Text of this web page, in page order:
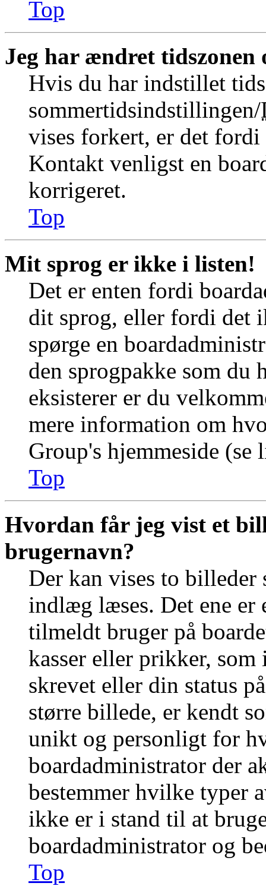
Top
Jeg har ændret
Hvis du har indstillet
sommertidsindstillingen/
vises forkert, er det
Kontakt venligst en
korrigeret.
Top
Mit sprog er ikke i listen!
Det er enten fordi
dit sprog, eller fordi det
spørge en
den sprogpakke som du
eksisterer er du
mere information om
Group's hjemmeside (se
Top
Hvordan får jeg vist et
brugernavn?
Der kan vises to billeder
indlæg læses. Det ene
tilmeldt bruger på
kasser eller prikker,
skrevet eller din status
større billede, er kendt
unikt og personligt for
boardadministrator der
bestemmer hvilke typer
ikke er i stand til at
boardadministrator og
Top